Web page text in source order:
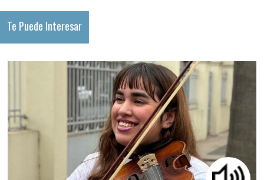
Te Puede Interesar